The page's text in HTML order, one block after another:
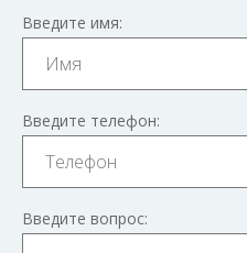
Введите имя:
Введите телефон:
Введите вопрос: